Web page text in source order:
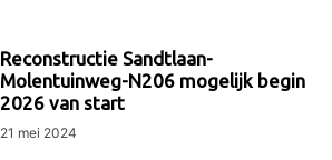
Reconstructie Sandtlaan-
Molentuinweg-N206 mogelijk begin
2026 van start
21 mei 2024